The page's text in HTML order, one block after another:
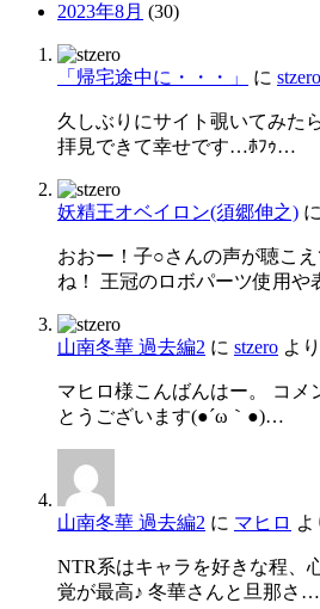
2023年8月 (30)
「帰宅途中に・・・」 に stzero
久しぶりにサイト覗いてみた
拝見できて幸せです…ﾎﾌｩ…
妖精王オベイロン(須郷伸之) に
おおー！子○さんの声が聴こ
ね！ 王冠のロボパーツ使用
山南冬華 過去編2 に stzero より
マヒロ様こんばんはー。 コメ
とうございます(●´ω｀●)…
山南冬華 過去編2 に マヒロ よ
NTR系はキャラを好きな程、
覚が最高♪ 冬華さんと旦那さ…